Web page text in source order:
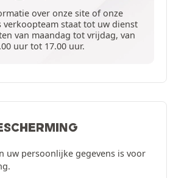
over onze site of onze
verkoopteam staat tot uw dienst
van maandag tot vrijdag, van
uur tot 17.00 uur.
uw persoonlijke gegevens is voor